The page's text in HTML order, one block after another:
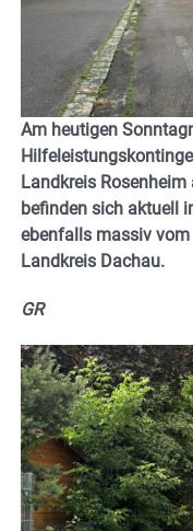
Am heutigen
Landkreis
befinden sich aktuell
ebenfalls massiv
Landkreis Dachau.
GR